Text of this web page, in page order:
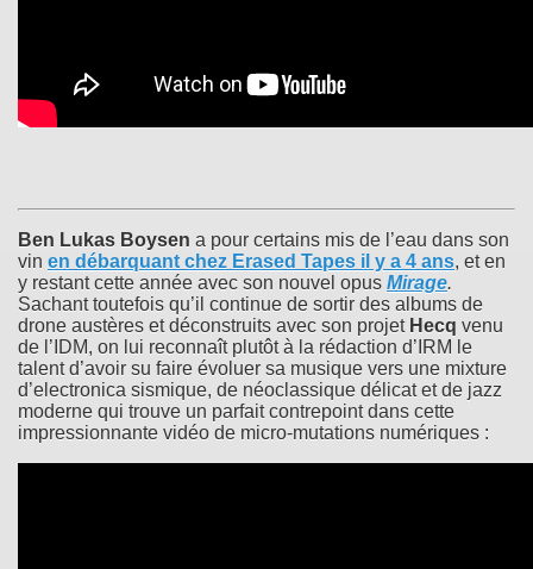
Ben Lukas Boysen a pour certains mis de l’eau dans son
vin en débarquant chez Erased Tapes il y a 4 ans, et en
y restant cette année avec son nouvel opus Mirage.
Sachant toutefois qu’il continue de sortir des albums de
drone austères et déconstruits avec son projet Hecq venu
de l’IDM, on lui reconnaît plutôt à la rédaction d’IRM le
talent d’avoir su faire évoluer sa musique vers une mixture
d’electronica sismique, de néoclassique délicat et de jazz
moderne qui trouve un parfait contrepoint dans cette
impressionnante vidéo de micro-mutations numériques :